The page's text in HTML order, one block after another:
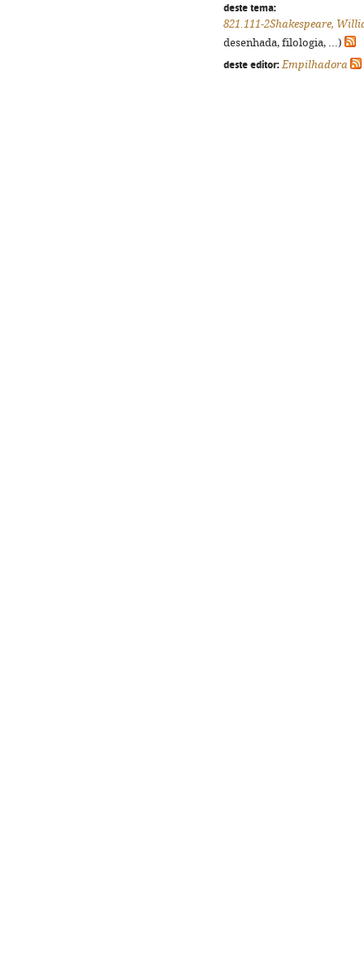
deste tema:
821.111-2Shakespeare,
desenhada, filologia, ...)
deste editor: Empilhadora